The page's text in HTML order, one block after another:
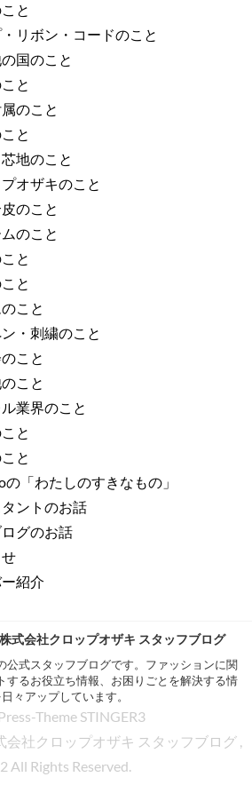
と
リボン・コードのこと
国のこと
と
のこと
と
地のこと
オザキのこと
のこと
のこと
と
と
こと
・刺繍のこと
こと
こと
業界のこと
と
と
の「わたしのすきなもの」
ントのお話
グのお話
紹介
式会社クロップオザキ スタッフブログ
公式スタッフブログです。ファッションに関
するお役立ち情報、お困りごとを解決する情
々アップしています。
Theme STINGER3
社クロップオザキ スタッフブログ ,
All Rights Reserved.